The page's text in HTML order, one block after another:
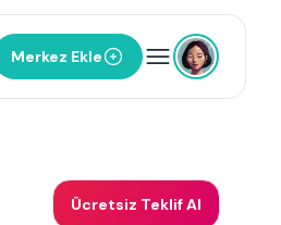
Merkez Ekle
Ücretsiz Teklif Al